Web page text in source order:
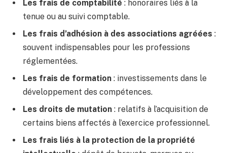
Les frais de comptabilité : honoraires liés à la
tenue ou au suivi comptable.
Les frais d’adhésion à des associations agréées :
souvent indispensables pour les professions
réglementées.
Les frais de formation : investissements dans le
développement des compétences.
Les droits de mutation : relatifs à l’acquisition de
certains biens affectés à l’exercice professionnel.
Les frais liés à la protection de la propriété